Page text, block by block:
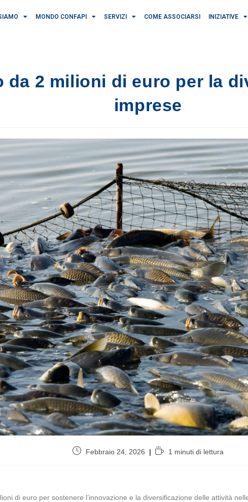
MONDO CONFAPI SERVIZI COME ASSOCIARSI INIZIATIVE
da 2 milioni di euro per la
imprese
Febbraio 24, 2026 1 minuti di lettura
di euro per sostenere l’innovazione e la diversificazione delle attività